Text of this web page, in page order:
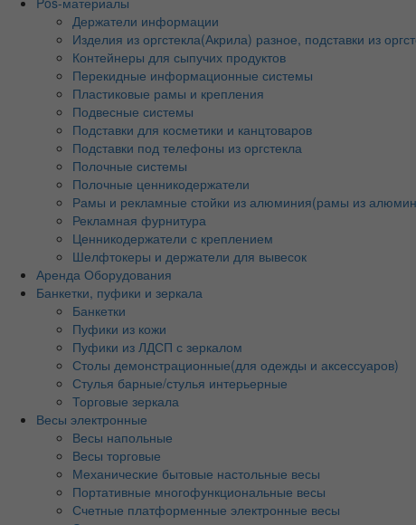
Держатели информации
Изделия из оргстекла(Акрила) разное, подставки из
Контейнеры для сыпучих продуктов
Перекидные информационные системы
Пластиковые рамы и крепления
Подвесные системы
Подставки для косметики и канцтоваров
Подставки под телефоны из оргстекла
Полочные системы
Полочные ценникодержатели
Рамы и рекламные стойки из алюминия(рамы из
Рекламная фурнитура
Ценникодержатели с креплением
Шелфтокеры и держатели для вывесок
Аренда Оборудования
Банкетки, пуфики и зеркала
Банкетки
Пуфики из кожи
Пуфики из ЛДСП с зеркалом
Столы демонстрационные(для одежды и аксессуаров)
Стулья барные/стулья интерьерные
Торговые зеркала
Весы электронные
Весы напольные
Весы торговые
Механические бытовые настольные весы
Портативные многофункциональные весы
Счетные платформенные электронные весы